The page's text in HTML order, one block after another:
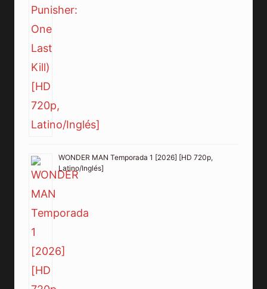
WONDER MAN Temporada 1 [2026] [HD 720p,
Latino/Inglés]